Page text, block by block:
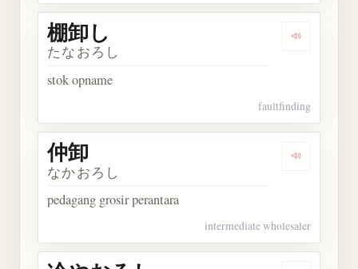
Dengarkan
棚卸し
たなおろし
stok opname
faultfinding
Dengarkan
仲卸
なかおろし
pedagang grosir perantara
intermediate wholesaler